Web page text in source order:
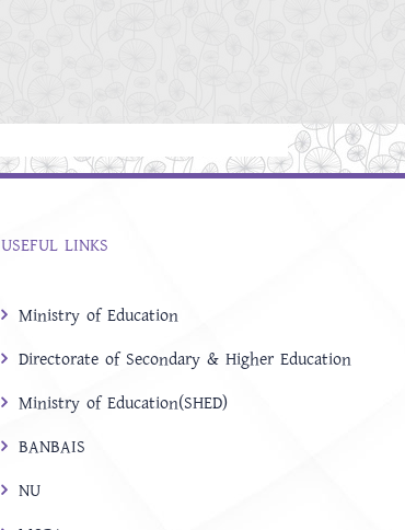
USEFUL LINKS
Ministry of Education
Directorate of Secondary & Higher Education
Ministry of Education(SHED)
BANBAIS
NU